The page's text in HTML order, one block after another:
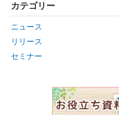
カテゴリー
ニュース
リリース
セミナー